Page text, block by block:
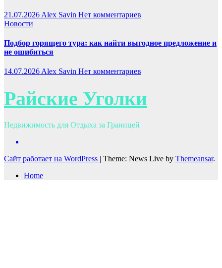
21.07.2026 Alex Savin Нет комментариев
Новости
Подбор горящего тура: как найти выгодное предложение и
не ошибиться
14.07.2026 Alex Savin Нет комментариев
Райские Уголки
Недвижимость для Отдыха за Границей
Сайт работает на WordPress | Theme: News Live by Themeansar.
Home